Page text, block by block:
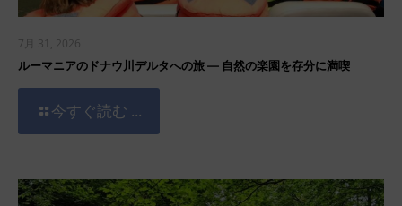
7月 31, 2026
ルーマニアのドナウ川デルタへの旅 ― 自然の楽園を存分に満喫
今すぐ読む ...